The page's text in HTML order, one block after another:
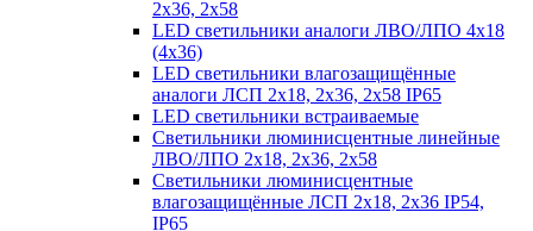
2х36, 2х58
LED светильники аналоги ЛВО/ЛПО 4х18
(4х36)
LED светильники влагозащищённые
аналоги ЛСП 2х18, 2х36, 2х58 IP65
LED светильники встраиваемые
Светильники люминисцентные линейные
ЛВО/ЛПО 2х18, 2х36, 2х58
Светильники люминисцентные
влагозащищённые ЛСП 2х18, 2х36 IP54,
IP65